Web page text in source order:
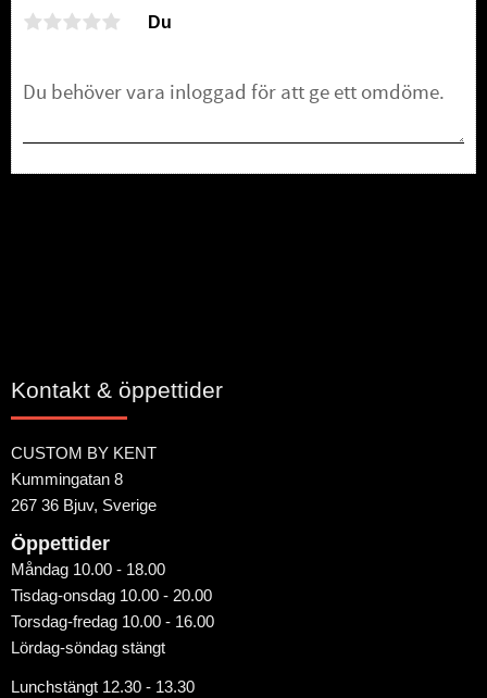
Du
Kontakt & öppettider
CUSTOM BY KENT
Kummingatan 8
267 36 Bjuv, Sverige
Öppettider
Måndag 10.00 - 18.00
Tisdag-onsdag 10.00 - 20.00
Torsdag-fredag 10.00 - 16.00
Lördag-söndag stängt
Lunchstängt 12.30 - 13.30